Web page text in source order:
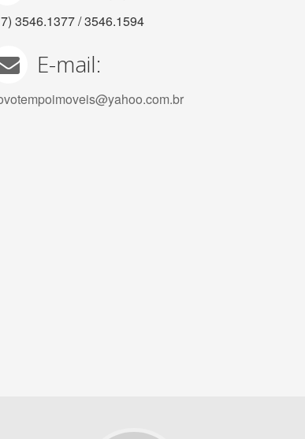
3546.1377 / 3546.1594
E-mail: